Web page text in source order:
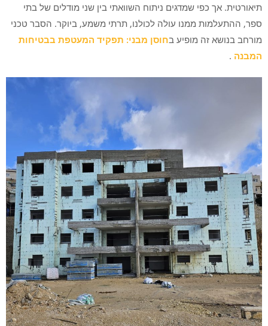
תיאורטית. אך כפי שמדגים ניתוח השוואתי בין שני מודלים של בתי
ספר, ההתעלמות ממנו עולה לכולנו, תרתי משמע, ביוקר. הסבר טכני
מורחב בנושא זה מופיע בחוסן מבני: תפקיד המעטפת בבטיחות
המבנה .